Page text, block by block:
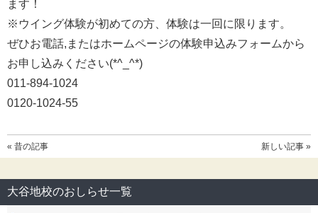
ます！
※ウイング体験が初めての方、体験は一回に限ります。
ぜひお電話,またはホームページの体験申込みフォームから
お申し込みください(*^_^*)
011-894-1024
0120-1024-55
« 昔の記事 新しい記事 »
大谷地校のおしらせ一覧